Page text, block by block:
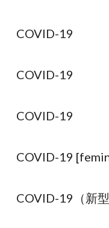
COVID-19
COVID-19
COVID-19
COVID-19
COVID-19（新